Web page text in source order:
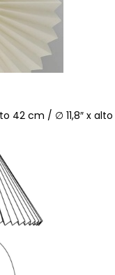
cm / ∅ 11,8″ x alto